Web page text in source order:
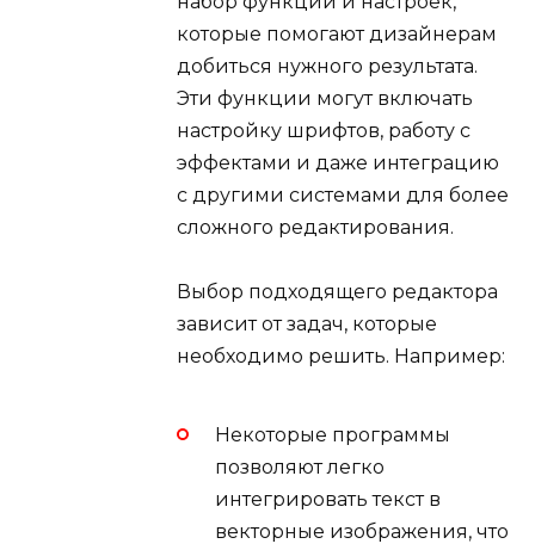
которые помогают дизайнерам
добиться нужного результата.
Эти функции могут включать
настройку шрифтов, работу с
эффектами и даже интеграцию
с другими системами для более
сложного редактирования.
Выбор подходящего редактора
зависит от задач, которые
необходимо решить. Например:
Некоторые программы
позволяют легко
интегрировать текст в
векторные изображения, что